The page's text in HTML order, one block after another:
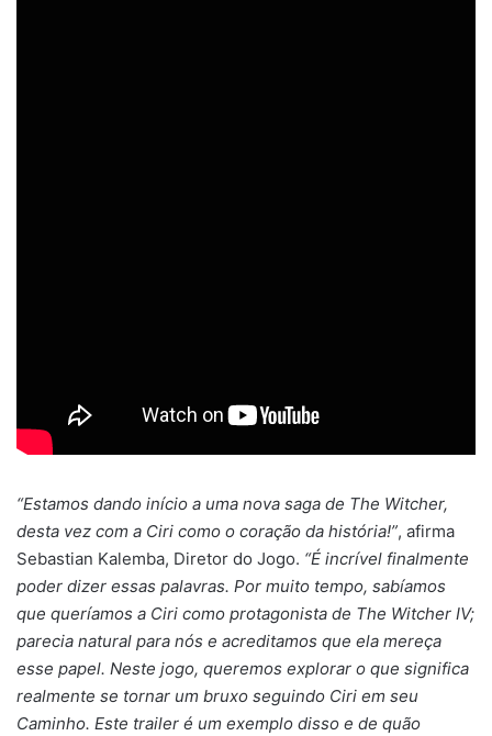
“Estamos dando início a uma nova saga de The Witcher,
desta vez com a Ciri como o coração da história!”, afirma
Sebastian Kalemba, Diretor do Jogo. “É incrível finalmente
poder dizer essas palavras. Por muito tempo, sabíamos
que queríamos a Ciri como protagonista de The Witcher IV;
parecia natural para nós e acreditamos que ela mereça
esse papel. Neste jogo, queremos explorar o que significa
realmente se tornar um bruxo seguindo Ciri em seu
Caminho. Este trailer é um exemplo disso e de quão